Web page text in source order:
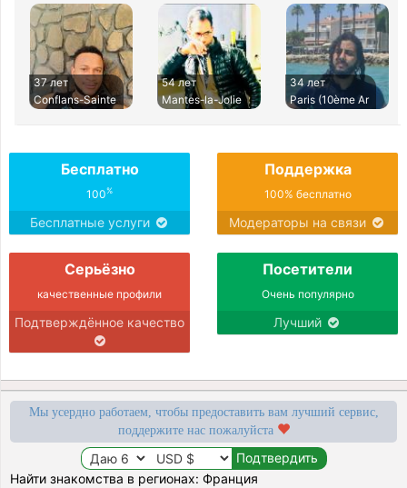
37 лет
Conflans-Sainte
54 лет
Mantes-la-Jolie
34 лет
Paris (10ème Ar
Бесплатно
100%
Бесплатные услуги
Поддержка
100% бесплатно
Модераторы на связи
Серьёзно
качественные профили
Подтверждённое качество
Посетители
Очень популярно
Лучший
Мы усердно работаем, чтобы предоставить вам лучший сервис,
поддержите нас пожалуйста
Найти знакомства в регионах: Франция